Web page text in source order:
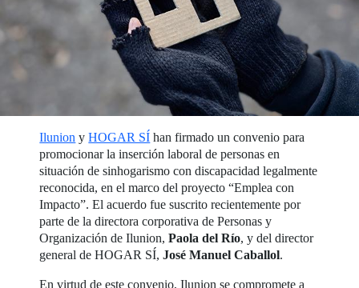
Ilunion yHOGAR SÍ han firmado un convenio para
promocionar la inserción laboral de personas en
situación de sinhogarismo con discapacidad legalmente
reconocida, en el marco del proyecto “Emplea con
Impacto”. El acuerdo fue suscrito recientemente por
parte de la directora corporativa de Personas y
Organización de Ilunion,Paola del Río, y del director
general de HOGAR SÍ,José Manuel Caballol.
En virtud de este convenio, Ilunion se compromete a